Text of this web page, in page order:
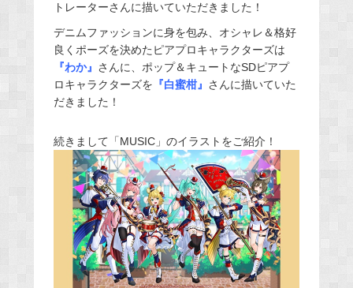
トレーターさんに描いていただきました！
デニムファッションに身を包み、オシャレ＆格好
良くポーズを決めたピアプロキャラクターズは
『わか』 さんに、ポップ＆キュートなSDピアプ
ロキャラクターズを 『白蜜柑』 さんに描いていた
だきました！
続きまして「MUSIC」のイラストをご紹介！